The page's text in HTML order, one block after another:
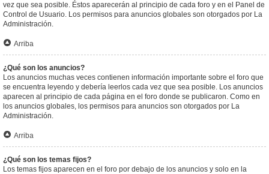
vez que sea posible. Éstos aparecerán al principio de cada foro y en el Panel de
Control de Usuario. Los permisos para anuncios globales son otorgados por La
Administración.
Arriba
¿Qué son los anuncios?
Los anuncios muchas veces contienen información importante sobre el foro que
se encuentra leyendo y debería leerlos cada vez que sea posible. Los anuncios
aparecen al principio de cada página en el foro donde se publicaron. Como en
los anuncios globales, los permisos para anuncios son otorgados por La
Administración.
Arriba
¿Qué son los temas fijos?
Los temas fijos aparecen en el foro por debajo de los anuncios y solo en la